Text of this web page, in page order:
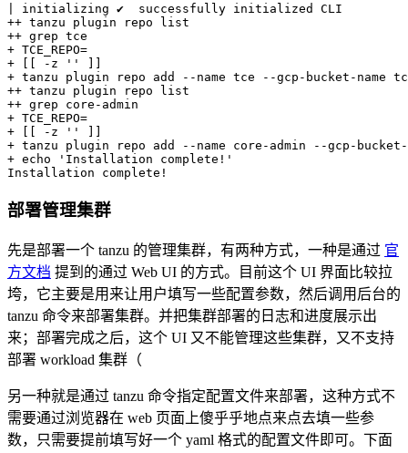
initializing ✔  successfully initialized CLI
++ tanzu plugin repo list
++ grep tce
+ TCE_REPO=
+
[ [ -z '' ] ]
+ tanzu plugin repo add --name tce --gcp-bucket-name
++ tanzu plugin repo list
++ grep core-admin
+ TCE_REPO=
+
[ [ -z '' ] ]
+ tanzu plugin repo add --name core-admin --gcp-
+ echo
'Installation complete!'
Installation complete !
部署管理集群
先是部署一个 tanzu 的管理集群，有两种方式，一种是通过 官
方文档 提到的通过 Web UI 的方式。目前这个 UI 界面比较拉
垮，它主要是用来让用户填写一些配置参数，然后调用后台的
tanzu 命令来部署集群。并把集群部署的日志和进度展示出
来；部署完成之后，这个 UI 又不能管理这些集群，又不支持
部署 workload 集群（
另一种就是通过 tanzu 命令指定配置文件来部署，这种方式不
需要通过浏览器在 web 页面上傻乎乎地点来点去填一些参
数，只需要提前填写好一个 yaml 格式的配置文件即可。下面